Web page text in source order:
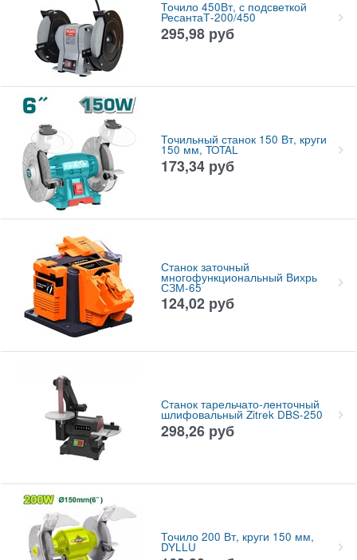
Точило 450Вт, с подсветкой
РесантаТ-200/450
295,98 руб
Точильный станок 150 Вт, круги
150 мм, TOTAL
173,34 руб
Станок заточный
многофункциональный Вихрь
СЗМ-65
124,02 руб
Станок тарельчато-ленточный
шлифовальный Zitrek DBS-250
298,26 руб
Точило 200 Вт, круги 150 мм,
DYLLU